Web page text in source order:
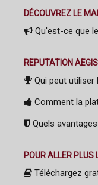
DÉCOUVREZ LE
Qu'est-ce que
REPUTATION AEGIS
Qui peut
Comment la
Quels
POUR ALLER PLUS
Téléchargez